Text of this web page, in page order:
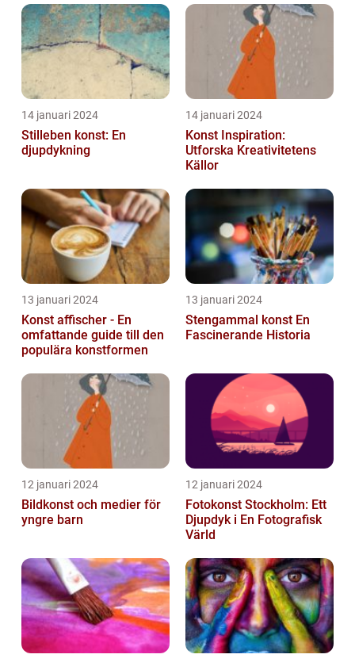
14 januari 2024
Stilleben konst: En
djupdykning
14 januari 2024
Konst Inspiration:
Utforska Kreativitetens
Källor
13 januari 2024
Konst affischer - En
omfattande guide till den
populära konstformen
13 januari 2024
Stengammal konst En
Fascinerande Historia
12 januari 2024
Bildkonst och medier för
yngre barn
12 januari 2024
Fotokonst Stockholm: Ett
Djupdyk i En Fotografisk
Värld